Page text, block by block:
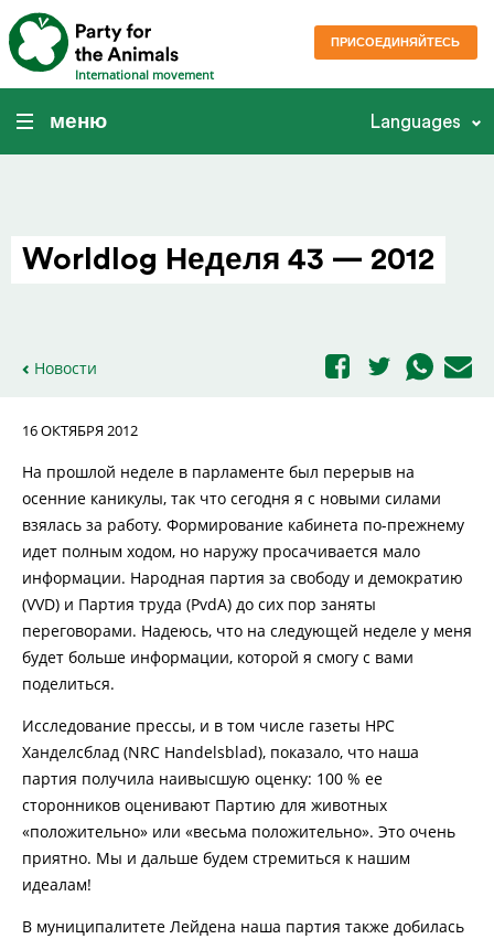
International movement
ПРИСОЕДИНЯЙТЕСЬ
меню Languages
Worldlog Неделя 43 — 2012
Новости
16 ОКТЯБРЯ 2012
На прошлой неделе в парламенте был перерыв на
осенние каникулы, так что сегодня я с новыми силами
взялась за работу. Формирование кабинета по-прежнему
идет полным ходом, но наружу просачивается мало
информации. Народная партия за свободу и демократию
(VVD) и Партия труда (PvdA) до сих пор заняты
переговорами. Надеюсь, что на следующей неделе у меня
будет больше информации, которой я смогу с вами
поделиться.
Исследование прессы, и в том числе газеты НРС
Ханделсблад (NRC Handelsblad), показало, что наша
партия получила наивысшую оценку: 100 % ее
сторонников оценивают Партию для животных
«положительно» или «весьма положительно». Это очень
приятно. Мы и дальше будем стремиться к нашим
идеалам!
В муниципалитете Лейдена наша партия также добилась